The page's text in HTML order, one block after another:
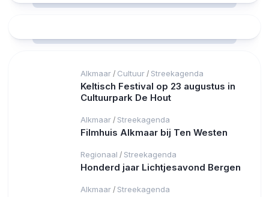
Alkmaar / Cultuur / Streekagenda
Keltisch Festival op 23 augustus in
Cultuurpark De Hout
Alkmaar / Streekagenda
Filmhuis Alkmaar bij Ten Westen
Regionaal / Streekagenda
Honderd jaar Lichtjesavond Bergen
Alkmaar / Streekagenda